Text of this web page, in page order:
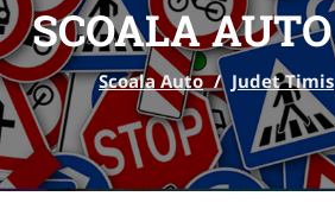
SCOALA
Scoala Auto / Judet Timis